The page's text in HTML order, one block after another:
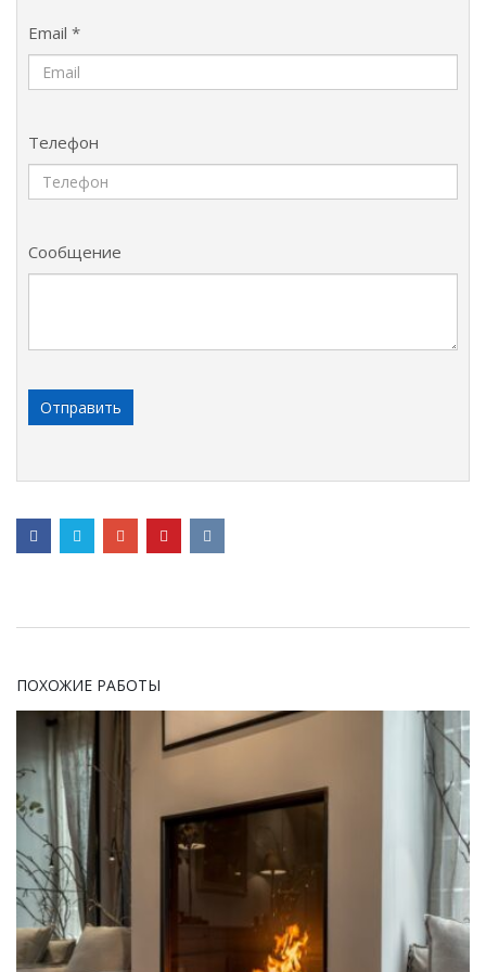
Email *
Телефон
Сообщение
ПОХОЖИЕ РАБОТЫ